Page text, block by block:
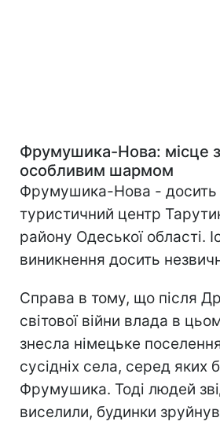
Фрумушика-Нова: місце з
особливим шармом
Фрумушика-Нова - досить
туристичний центр
району Одеської області.
виникнення досить
Справа в тому, що після
світової війни влада в
знесла німецьке
сусідніх села, серед яких
Фрумушика. Тоді людей
виселили, будинки